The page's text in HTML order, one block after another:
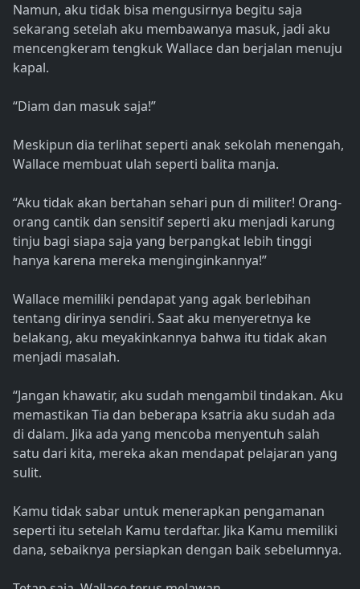
Namun, aku tidak bisa mengusirnya begitu saja
sekarang setelah aku membawanya masuk, jadi aku
mencengkeram tengkuk Wallace dan berjalan menuju
kapal.
“Diam dan masuk saja!”
Meskipun dia terlihat seperti anak sekolah menengah,
Wallace membuat ulah seperti balita manja.
“Aku tidak akan bertahan sehari pun di militer! Orang-
orang cantik dan sensitif seperti aku menjadi karung
tinju bagi siapa saja yang berpangkat lebih tinggi
hanya karena mereka menginginkannya!”
Wallace memiliki pendapat yang agak berlebihan
tentang dirinya sendiri. Saat aku menyeretnya ke
belakang, aku meyakinkannya bahwa itu tidak akan
menjadi masalah.
“Jangan khawatir, aku sudah mengambil tindakan. Aku
memastikan Tia dan beberapa ksatria aku sudah ada
di dalam. Jika ada yang mencoba menyentuh salah
satu dari kita, mereka akan mendapat pelajaran yang
sulit.
Kamu tidak sabar untuk menerapkan pengamanan
seperti itu setelah Kamu terdaftar. Jika Kamu memiliki
dana, sebaiknya persiapkan dengan baik sebelumnya.